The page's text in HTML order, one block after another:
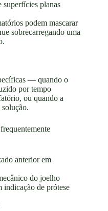
planas
podem mascarar
sobrecarregando uma
— quando o
por tempo
ou quando a
anterior em
do joelho
indicação de prótese